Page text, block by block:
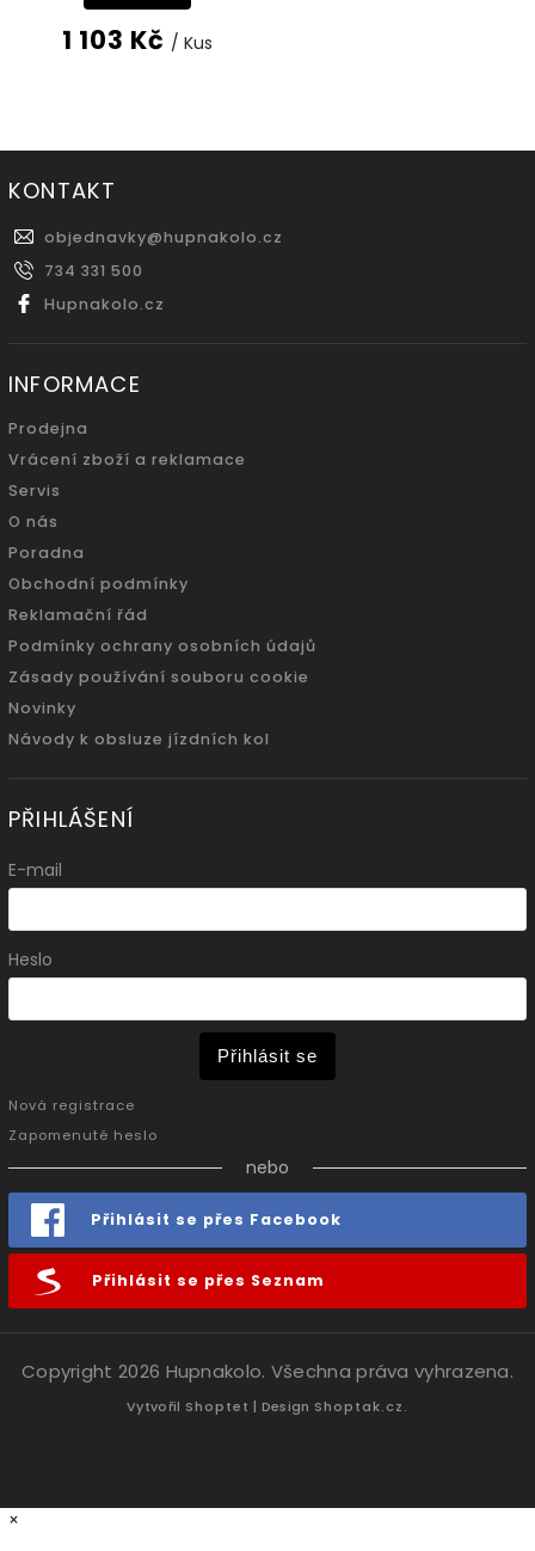
1 103 Kč / Kus
KONTAKT
objednavky@hupnakolo.cz
734 331 500
Hupnakolo.cz
INFORMACE
Prodejna
Vrácení zboží a reklamace
Servis
O nás
Poradna
Obchodní podmínky
Reklamační řád
Podmínky ochrany osobních údajů
Zásady používání souboru cookie
Novinky
Návody k obsluze jízdních kol
PŘIHLÁŠENÍ
E-mail
Heslo
Přihlásit se
Nová registrace
Zapomenuté heslo
nebo
Přihlásit se přes Facebook
Přihlásit se přes Seznam
Copyright 2026 Hupnakolo. Všechna práva vyhrazena.
Vytvořil Shoptet | Design Shoptak.cz.
×